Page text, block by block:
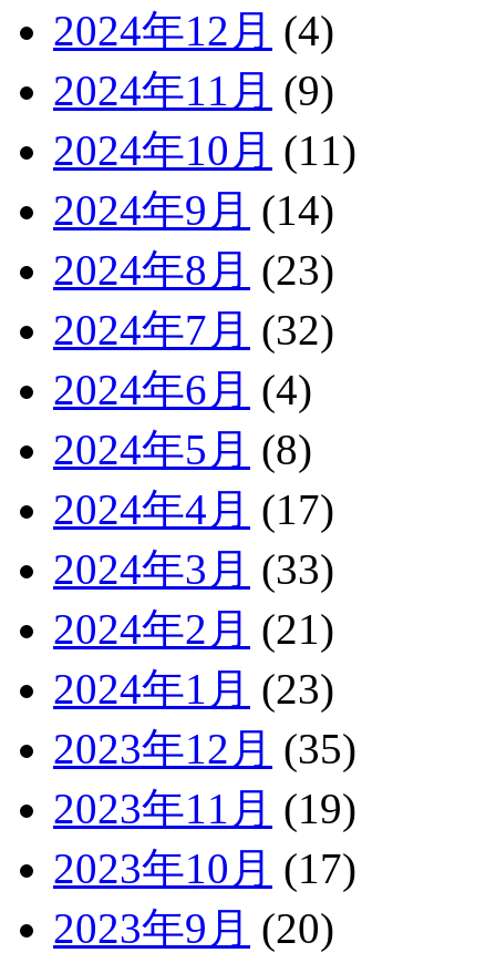
2024年12月 (4)
2024年11月 (9)
2024年10月 (11)
2024年9月 (14)
2024年8月 (23)
2024年7月 (32)
2024年6月 (4)
2024年5月 (8)
2024年4月 (17)
2024年3月 (33)
2024年2月 (21)
2024年1月 (23)
2023年12月 (35)
2023年11月 (19)
2023年10月 (17)
2023年9月 (20)